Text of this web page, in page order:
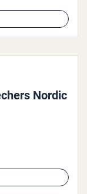
Nordic